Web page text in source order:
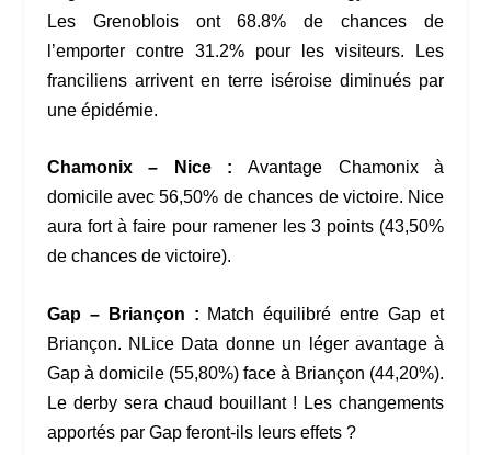
Les Grenoblois ont 68.8% de chances de
l’emporter contre 31.2% pour les visiteurs. Les
franciliens arrivent en terre iséroise diminués par
une épidémie.
Chamonix – Nice : Avantage Chamonix à
domicile avec 56,50% de chances de victoire. Nice
aura fort à faire pour ramener les 3 points (43,50%
de chances de victoire).
Gap – Briançon : Match équilibré entre Gap et
Briançon. NLice Data donne un léger avantage à
Gap à domicile (55,80%) face à Briançon (44,20%).
Le derby sera chaud bouillant ! Les changements
apportés par Gap feront-ils leurs effets ?